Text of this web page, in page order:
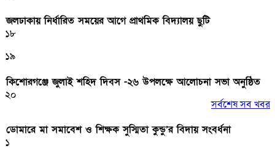
জলঢাকায় নির্ধারিত সময়ের আগে প্রাথমিক বিদ্যালয় ছুটি
১৮
১৯
কিশোরগঞ্জে জুলাই শহিদ দিবস -২৬ উপলক্ষে আলোচনা সভা অনুষ্ঠিত
২০
সর্বশেষ সব খবর
ডোমারে মা সমাবেশ ও শিক্ষক সুস্মিতা কুন্ডু’র বিদায় সংবর্ধনা
১